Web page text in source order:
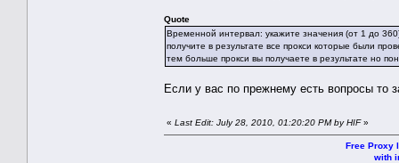
Quote
Временной интервал: укажите значения (от 1 до
получите в результате все прокси которые были
тем больше прокси вы получаете в результате но
Если у вас по прежнему есть вопросы то
« Last Edit: July 28, 2010, 01:20:20 PM by HIF»
Free Proxy
with